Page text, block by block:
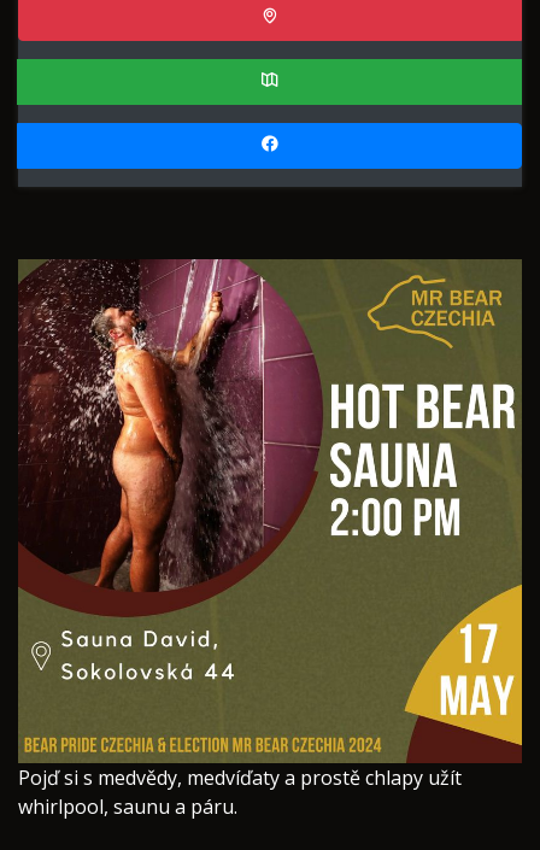
Pojď si s medvědy, medvíďaty a prostě chlapy užít
whirlpool, saunu a páru.